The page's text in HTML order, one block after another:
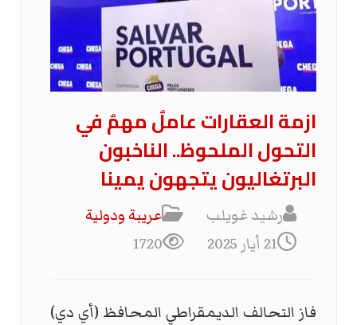
ازمة العقارات عاملٌ مهمٌ في
التحول الملحوظ.. الناخبون
البرتغاليون يتجهون يمينا
رشيد غويلب
عریبة ودولیة
21 أيار 2025
1720
فاز التحالف الديمقراطي المحافظ (أي دي)